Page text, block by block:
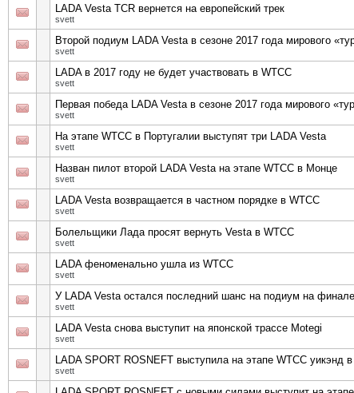
LADA Vesta TCR вернется на европейский трек
svett
Второй подиум LADA Vesta в сезоне 2017 года мирового
svett
LADA в 2017 году не будет участвовать в WTCC
svett
Первая победа LADA Vesta в сезоне 2017 года мирового
svett
На этапе WTCC в Португалии выступят три LADA Vesta
svett
Назван пилот второй LADA Vesta на этапе WTCC в Монце
svett
LADA Vesta возвращается в частном порядке в WTCC
svett
Болельщики Лада просят вернуть Vesta в WTCC
svett
LADA феноменально ушла из WTCC
svett
У LADA Vesta остался последний шанс на подиум на
svett
LADA Vesta снова выступит на японской трассе Motegi
svett
LADA SPORT ROSNEFT выступила на этапе WTCC уикэнд
svett